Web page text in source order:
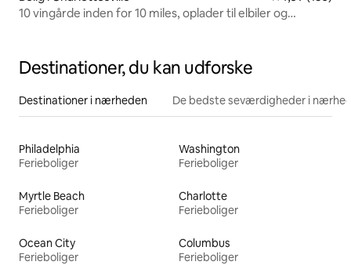
10 vingårde inden for 10 miles, oplader til elbiler og
Destinationer, du kan udforske
Destinationer i nærheden De bedste seværdigheder i
Philadelphia
Ferieboliger
Washington
Ferieboliger
Myrtle Beach
Ferieboliger
Charlotte
Ferieboliger
Ocean City
Ferieboliger
Columbus
Ferieboliger